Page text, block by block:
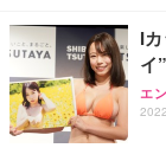
I
イ
エ